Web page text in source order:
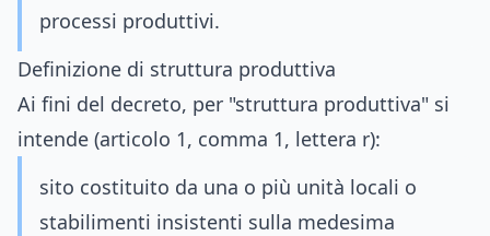
processi produttivi.
Definizione di struttura produttiva
Ai fini del decreto, per "struttura produttiva" si
intende (articolo 1, comma 1, lettera r):
sito costituito da una o più unità locali o
stabilimenti insistenti sulla medesima